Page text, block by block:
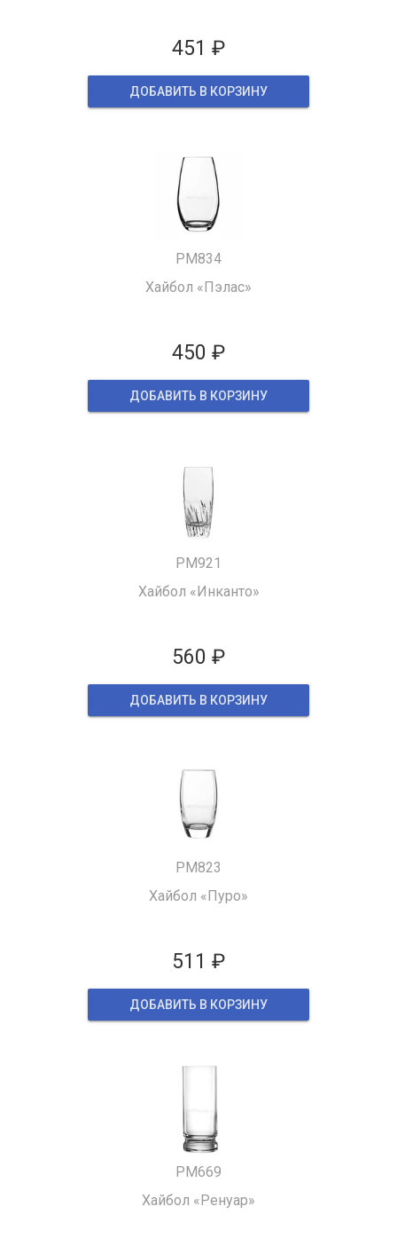
451 ₽
ДОБАВИТЬ В КОРЗИНУ
PM834
Хайбол «Пэлас»
450 ₽
ДОБАВИТЬ В КОРЗИНУ
PM921
Хайбол «Инканто»
560 ₽
ДОБАВИТЬ В КОРЗИНУ
PM823
Хайбол «Пуро»
511 ₽
ДОБАВИТЬ В КОРЗИНУ
PM669
Хайбол «Ренуар»